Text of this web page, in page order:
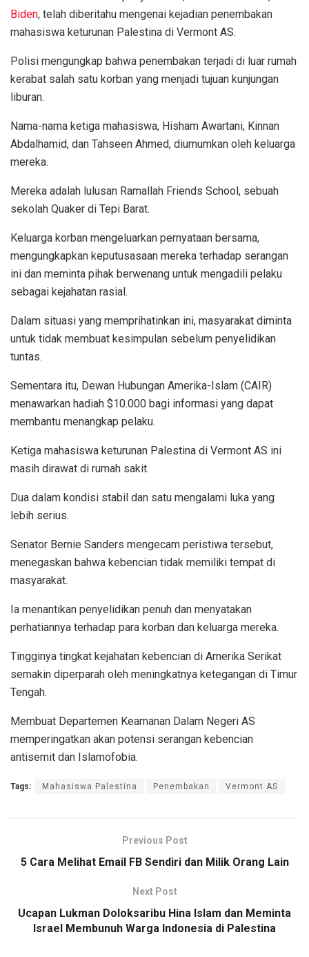
Biden, telah diberitahu mengenai kejadian penembakan
mahasiswa keturunan Palestina di Vermont AS.
Polisi mengungkap bahwa penembakan terjadi di luar rumah
kerabat salah satu korban yang menjadi tujuan kunjungan
liburan.
Nama-nama ketiga mahasiswa, Hisham Awartani, Kinnan
Abdalhamid, dan Tahseen Ahmed, diumumkan oleh keluarga
mereka.
Mereka adalah lulusan Ramallah Friends School, sebuah
sekolah Quaker di Tepi Barat.
Keluarga korban mengeluarkan pernyataan bersama,
mengungkapkan keputusasaan mereka terhadap serangan
ini dan meminta pihak berwenang untuk mengadili pelaku
sebagai kejahatan rasial.
Dalam situasi yang memprihatinkan ini, masyarakat diminta
untuk tidak membuat kesimpulan sebelum penyelidikan
tuntas.
Sementara itu, Dewan Hubungan Amerika-Islam (CAIR)
menawarkan hadiah $10.000 bagi informasi yang dapat
membantu menangkap pelaku.
Ketiga mahasiswa keturunan Palestina di Vermont AS ini
masih dirawat di rumah sakit.
Dua dalam kondisi stabil dan satu mengalami luka yang
lebih serius.
Senator Bernie Sanders mengecam peristiwa tersebut,
menegaskan bahwa kebencian tidak memiliki tempat di
masyarakat.
Ia menantikan penyelidikan penuh dan menyatakan
perhatiannya terhadap para korban dan keluarga mereka.
Tingginya tingkat kejahatan kebencian di Amerika Serikat
semakin diperparah oleh meningkatnya ketegangan di Timur
Tengah.
Membuat Departemen Keamanan Dalam Negeri AS
memperingatkan akan potensi serangan kebencian
antisemit dan Islamofobia.
Tags: Mahasiswa Palestina Penembakan Vermont AS
Previous Post
5 Cara Melihat Email FB Sendiri dan Milik Orang Lain
Next Post
Ucapan Lukman Doloksaribu Hina Islam dan Meminta
Israel Membunuh Warga Indonesia di Palestina